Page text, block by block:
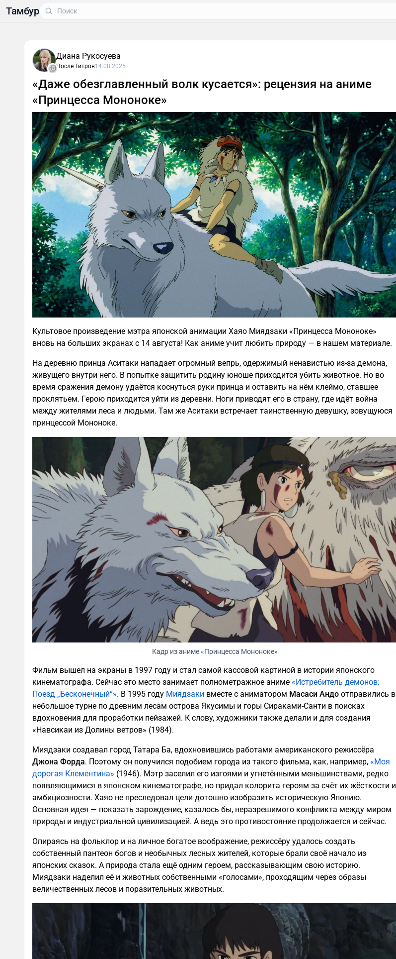
Тамбур
Диана Рукосуева
После Титров14.08.2025
«Даже обезглавленный волк кусается»: рецензия на аниме
«Принцесса Мононоке»
Культовое произведение мэтра японской анимации Хаяо Миядзаки «Принцесса Мононоке»
вновь на больших экранах с 14 августа! Как аниме учит любить природу — в нашем материале.
На деревню принца Аситаки нападает огромный вепрь, одержимый ненавистью из-за демона,
живущего внутри него. В попытке защитить родину юноше приходится убить животное. Но во
время сражения демону удаётся коснуться руки принца и оставить на нём клеймо, ставшее
проклятьем. Герою приходится уйти из деревни. Ноги приводят его в страну, где идёт война
между жителями леса и людьми. Там же Аситаки встречает таинственную девушку, зовущуюся
принцессой Мононоке.
Кадр из аниме «Принцесса Мононоке»
Фильм вышел на экраны в 1997 году и стал самой кассовой картиной в истории японского
кинематографа. Сейчас это место занимает полнометражное аниме «Истребитель демонов:
Поезд „Бесконечный“». В 1995 году Миядзаки вместе с аниматором Масаси Андо отправились в
небольшое турне по древним лесам острова Якусимы и горы Сираками-Санти в поисках
вдохновения для проработки пейзажей. К слову, художники также делали и для создания
«Навсикаи из Долины ветров» (1984).
Миядзаки создавал город Татара Ба, вдохновившись работами американского режиссёра
Джона Форда. Поэтому он получился подобием города из такого фильма, как, например, «Моя
дорогая Клементина» (1946). Мэтр заселил его изгоями и угнетёнными меньшинствами, редко
появляющимися в японском кинематографе, но придал колорита героям за счёт их жёсткости и
амбициозности. Хаяо не преследовал цели дотошно изобразить историческую Японию.
Основная идея — показать зарождение, казалось бы, неразрешимого конфликта между миром
природы и индустриальной цивилизацией. А ведь это противостояние продолжается и сейчас.
Опираясь на фольклор и на личное богатое воображение, режиссёру удалось создать
собственный пантеон богов и необычных лесных жителей, которые брали своё начало из
японских сказок. А природа стала ещё одним героем, рассказывающим свою историю.
Миядзаки наделил её и животных собственными «голосами», проходящим через образы
величественных лесов и поразительных животных.